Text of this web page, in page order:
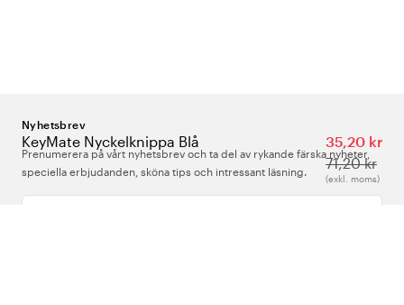
KeyMate Nyckelknippa Blå
35,20 kr
71,20 kr
(exkl. moms)
Nyhetsbrev
Prenumerera på vårt nyhetsbrev och ta del av rykande färska nyheter,
speciella erbjudanden, sköna tips och intressant läsning.
Ange din e-postadress